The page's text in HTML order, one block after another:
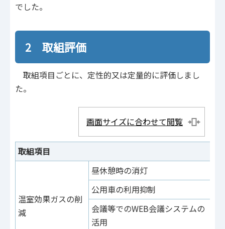
でした。
2 取組評価
取組項目ごとに、定性的又は定量的に評価しまし
た。
画面サイズに合わせて閲覧
取組項目
温室効果ガスの削
減
昼休憩時の消灯
公用車の利用抑制
会議等でのWEB会議システムの
活用